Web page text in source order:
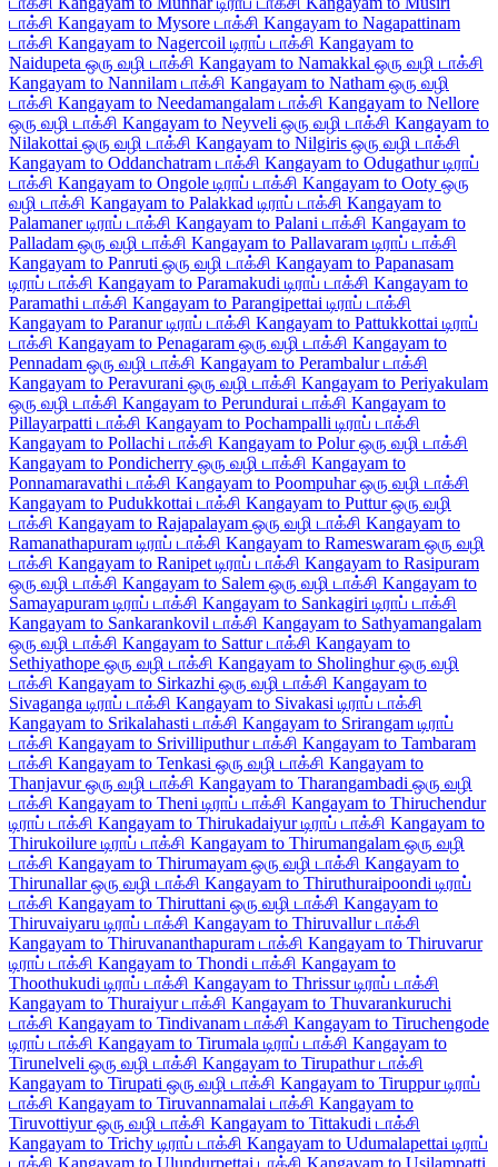
டாக்சி Kangayam to Mysore டாக்சி Kangayam to Nagapattinam
டாக்சி Kangayam to Nagercoil டிராப் டாக்சி Kangayam to
Naidupeta ஒரு வழி டாக்சி Kangayam to Namakkal ஒரு வழி டாக்சி
Kangayam to Nannilam டாக்சி Kangayam to Natham ஒரு வழி
டாக்சி Kangayam to Needamangalam டாக்சி Kangayam to Nellore
ஒரு வழி டாக்சி Kangayam to Neyveli ஒரு வழி டாக்சி Kangayam to
Nilakottai ஒரு வழி டாக்சி Kangayam to Nilgiris ஒரு வழி டாக்சி
Kangayam to Oddanchatram டாக்சி Kangayam to Odugathur டிராப்
டாக்சி Kangayam to Ongole டிராப் டாக்சி Kangayam to Ooty ஒரு
வழி டாக்சி Kangayam to Palakkad டிராப் டாக்சி Kangayam to
Palamaner டிராப் டாக்சி Kangayam to Palani டாக்சி Kangayam to
Palladam ஒரு வழி டாக்சி Kangayam to Pallavaram டிராப் டாக்சி
Kangayam to Panruti ஒரு வழி டாக்சி Kangayam to Papanasam
டிராப் டாக்சி Kangayam to Paramakudi டிராப் டாக்சி Kangayam to
Paramathi டாக்சி Kangayam to Parangipettai டிராப் டாக்சி
Kangayam to Paranur டிராப் டாக்சி Kangayam to Pattukkottai டிராப்
டாக்சி Kangayam to Penagaram ஒரு வழி டாக்சி Kangayam to
Pennadam ஒரு வழி டாக்சி Kangayam to Perambalur டாக்சி
Kangayam to Peravurani ஒரு வழி டாக்சி Kangayam to Periyakulam
ஒரு வழி டாக்சி Kangayam to Perundurai டாக்சி Kangayam to
Pillayarpatti டாக்சி Kangayam to Pochampalli டிராப் டாக்சி
Kangayam to Pollachi டாக்சி Kangayam to Polur ஒரு வழி டாக்சி
Kangayam to Pondicherry ஒரு வழி டாக்சி Kangayam to
Ponnamaravathi டாக்சி Kangayam to Poompuhar ஒரு வழி டாக்சி
Kangayam to Pudukkottai டாக்சி Kangayam to Puttur ஒரு வழி
டாக்சி Kangayam to Rajapalayam ஒரு வழி டாக்சி Kangayam to
Ramanathapuram டிராப் டாக்சி Kangayam to Rameswaram ஒரு வழி
டாக்சி Kangayam to Ranipet டிராப் டாக்சி Kangayam to Rasipuram
ஒரு வழி டாக்சி Kangayam to Salem ஒரு வழி டாக்சி Kangayam to
Samayapuram டிராப் டாக்சி Kangayam to Sankagiri டிராப் டாக்சி
Kangayam to Sankarankovil டாக்சி Kangayam to Sathyamangalam
ஒரு வழி டாக்சி Kangayam to Sattur டாக்சி Kangayam to
Sethiyathope ஒரு வழி டாக்சி Kangayam to Sholinghur ஒரு வழி
டாக்சி Kangayam to Sirkazhi ஒரு வழி டாக்சி Kangayam to
Sivaganga டிராப் டாக்சி Kangayam to Sivakasi டிராப் டாக்சி
Kangayam to Srikalahasti டாக்சி Kangayam to Srirangam டிராப்
டாக்சி Kangayam to Srivilliputhur டாக்சி Kangayam to Tambaram
டாக்சி Kangayam to Tenkasi ஒரு வழி டாக்சி Kangayam to
Thanjavur ஒரு வழி டாக்சி Kangayam to Tharangambadi ஒரு வழி
டாக்சி Kangayam to Theni டிராப் டாக்சி Kangayam to Thiruchendur
டிராப் டாக்சி Kangayam to Thirukadaiyur டிராப் டாக்சி Kangayam to
Thirukoilure டிராப் டாக்சி Kangayam to Thirumangalam ஒரு வழி
டாக்சி Kangayam to Thirumayam ஒரு வழி டாக்சி Kangayam to
Thirunallar ஒரு வழி டாக்சி Kangayam to Thiruthuraipoondi டிராப்
டாக்சி Kangayam to Thiruttani ஒரு வழி டாக்சி Kangayam to
Thiruvaiyaru டிராப் டாக்சி Kangayam to Thiruvallur டாக்சி
Kangayam to Thiruvananthapuram டாக்சி Kangayam to Thiruvarur
டிராப் டாக்சி Kangayam to Thondi டாக்சி Kangayam to
Thoothukudi டிராப் டாக்சி Kangayam to Thrissur டிராப் டாக்சி
Kangayam to Thuraiyur டாக்சி Kangayam to Thuvarankuruchi
டாக்சி Kangayam to Tindivanam டாக்சி Kangayam to Tiruchengode
டிராப் டாக்சி Kangayam to Tirumala டிராப் டாக்சி Kangayam to
Tirunelveli ஒரு வழி டாக்சி Kangayam to Tirupathur டாக்சி
Kangayam to Tirupati ஒரு வழி டாக்சி Kangayam to Tiruppur டிராப்
டாக்சி Kangayam to Tiruvannamalai டாக்சி Kangayam to
Tiruvottiyur ஒரு வழி டாக்சி Kangayam to Tittakudi டாக்சி
Kangayam to Trichy டிராப் டாக்சி Kangayam to Udumalapettai டிராப்
டாக்சி Kangayam to Ulundurpettai டாக்சி Kangayam to Usilampatti